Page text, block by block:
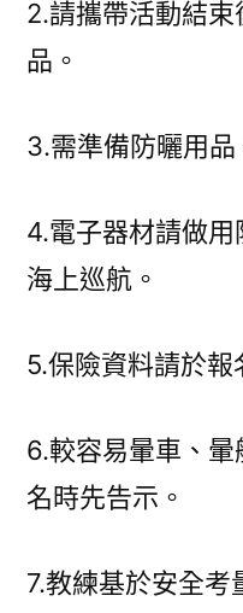
2.請攜帶活動結
品。
3.需準備防曬用品
4.電子器材請做
海上巡航。
5.保險資料請於報
6.較容易暈車、
名時先告示。
7.教練基於安全考